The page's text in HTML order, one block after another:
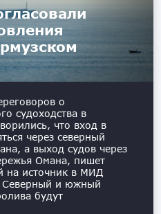
о
судоходства в
что вход в
через северный
а выход судов через
Омана, пишет
на источник в МИД
Северный и южный
будут